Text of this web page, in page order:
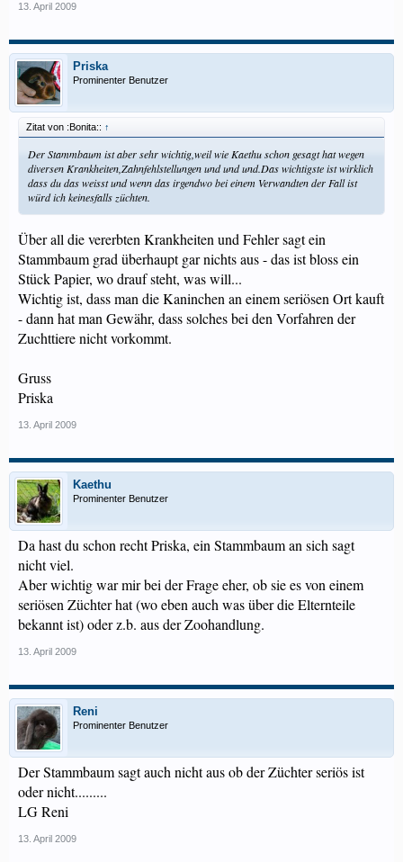
13. April 2009
Priska
Prominenter Benutzer
Zitat von :Bonita:: ↑
Der Stammbaum ist aber sehr wichtig,weil wie Kaethu schon gesagt hat wegen
diversen Krankheiten,Zahnfehlstellungen und und und.Das wichtigste ist wirklich
dass du das weisst und wenn das irgendwo bei einem Verwandten der Fall ist
würd ich keinesfalls züchten.
Über all die vererbten Krankheiten und Fehler sagt ein
Stammbaum grad überhaupt gar nichts aus - das ist bloss ein
Stück Papier, wo drauf steht, was will...
Wichtig ist, dass man die Kaninchen an einem seriösen Ort kauft
- dann hat man Gewähr, dass solches bei den Vorfahren der
Zuchttiere nicht vorkommt.
Gruss
Priska
13. April 2009
Kaethu
Prominenter Benutzer
Da hast du schon recht Priska, ein Stammbaum an sich sagt
nicht viel.
Aber wichtig war mir bei der Frage eher, ob sie es von einem
seriösen Züchter hat (wo eben auch was über die Elternteile
bekannt ist) oder z.b. aus der Zoohandlung.
13. April 2009
Reni
Prominenter Benutzer
Der Stammbaum sagt auch nicht aus ob der Züchter seriös ist
oder nicht.........
LG Reni
13. April 2009